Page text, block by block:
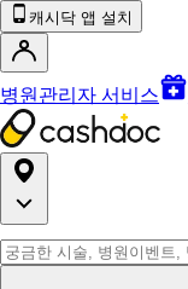
캐시닥 앱 설치
병원관리자 서비스